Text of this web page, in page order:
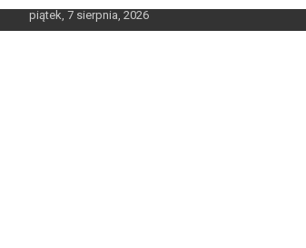
Skip
to
piątek, 7 sierpnia, 2026